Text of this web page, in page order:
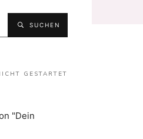
SUCHEN
GESTARTET
"Dein